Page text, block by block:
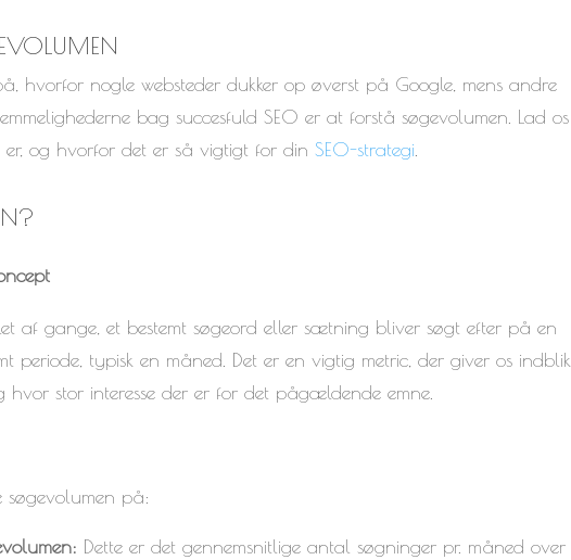
hvorfor nogle websteder dukker op øverst på Google, mens andre
bag succesfuld SEO er at forstå søgevolumen. Lad os
er, og hvorfor det er så vigtigt for dinSEO-strategi.
af gange, et bestemt søgeord eller sætning bliver søgt efter på en
periode, typisk en måned. Det er en vigtig metric, der giver os
stor interesse der er for det pågældende emne.
søgevolumen på:
Dette er det gennemsnitlige antal søgninger pr. måned over